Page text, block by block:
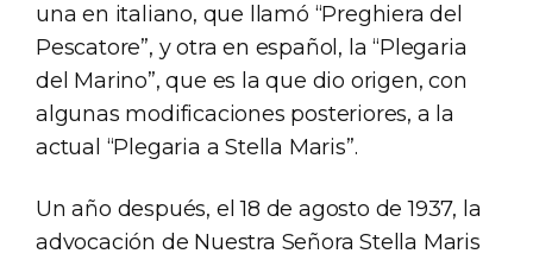
una en italiano, que llamó “Preghiera del
Pescatore”, y otra en español, la “Plegaria
del Marino”, que es la que dio origen, con
algunas modificaciones posteriores, a la
actual “Plegaria a Stella Maris”.
Un año después, el 18 de agosto de 1937, la
advocación de Nuestra Señora Stella Maris